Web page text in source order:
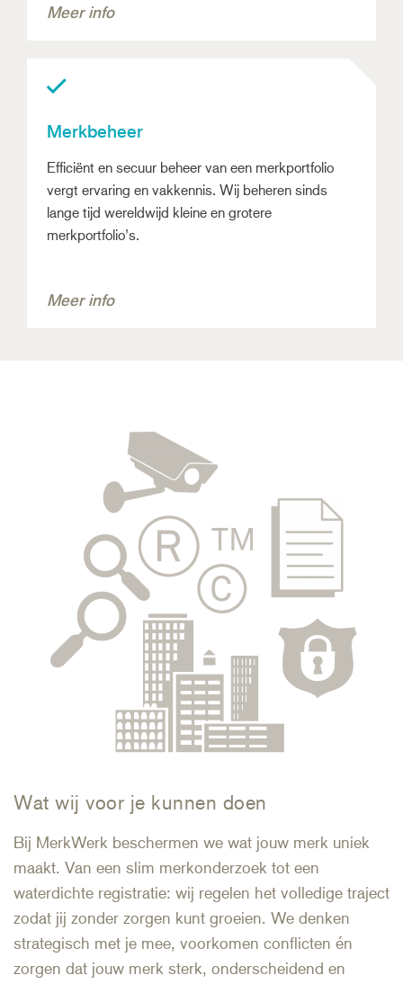
Meer info
Merkbeheer
Efficiënt en secuur beheer van een merkportfolio
vergt ervaring en vakkennis. Wij beheren sinds
lange tijd wereldwijd kleine en grotere
merkportfolio’s.
Meer info
Wat wij voor je kunnen doen
Bij MerkWerk beschermen we wat jouw merk uniek
maakt. Van een slim merkonderzoek tot een
waterdichte registratie: wij regelen het volledige traject
zodat jij zonder zorgen kunt groeien. We denken
strategisch met je mee, voorkomen conflicten én
zorgen dat jouw merk sterk, onderscheidend en